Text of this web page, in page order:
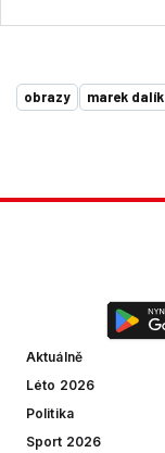
obrazy marek dalík
Aktuálně
Léto 2026
Politika
Sport 2026